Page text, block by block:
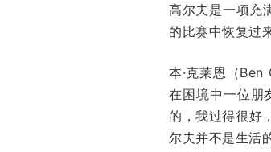
高尔夫是一项充
的比赛中恢复过
本·克莱恩（
在困境中一位朋
的，我过得很好
尔夫并不是生活